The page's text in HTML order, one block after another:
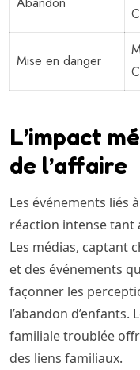
Mise en danger
L’impact
de l’affaire
Les événements liés
réaction intense tant
Les médias, captant
et des événements
façonner les
l’abandon
familiale troublée
des liens familiaux.